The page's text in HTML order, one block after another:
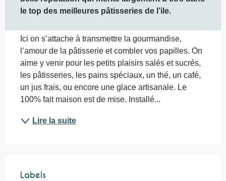
le top des meilleures pâtisseries de l’ile.
Ici on s’attache à transmettre la gourmandise,
l’amour de la pâtisserie et combler vos papilles. On
aime y venir pour les petits plaisirs salés et sucrés,
les pâtisseries, les pains spéciaux, un thé, un café,
un jus frais, ou encore une glace artisanale. Le
100% fait maison est de mise. Installé...
Lire la suite
Labels
Labels